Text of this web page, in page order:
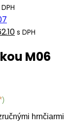
Aktuálna
je:
s DPH
M06
)
hrnčiarmi